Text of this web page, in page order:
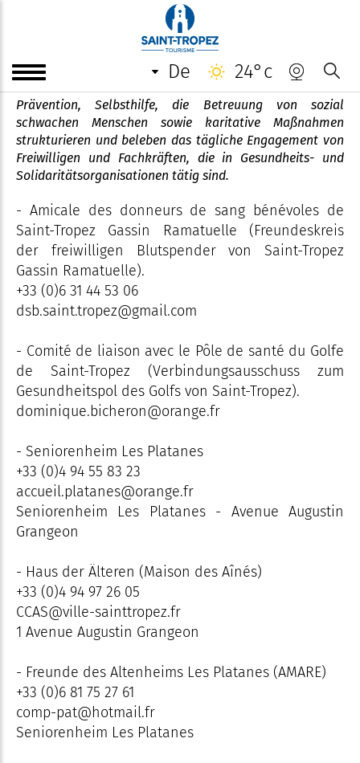
de 24°c
Vereinigungen - Gesundheit und
Solidarität
Prävention, Selbsthilfe, die Betreuung von sozial
schwachen Menschen sowie karitative Maßnahmen
strukturieren und beleben das tägliche Engagement von
Freiwilligen und Fachkräften, die in Gesundheits- und
Solidaritätsorganisationen tätig sind.
- Amicale des donneurs de sang bénévoles de
Saint-Tropez Gassin Ramatuelle (Freundeskreis
der freiwilligen Blutspender von Saint-Tropez
Gassin Ramatuelle).
+33 (0)6 31 44 53 06
dsb.saint.tropez@gmail.com
- Comité de liaison avec le Pôle de santé du Golfe
de Saint-Tropez (Verbindungsausschuss zum
Gesundheitspol des Golfs von Saint-Tropez).
dominique.bicheron@orange.fr
- Seniorenheim Les Platanes
+33 (0)4 94 55 83 23
accueil.platanes@orange.fr
Seniorenheim Les Platanes - Avenue Augustin
Grangeon
- Haus der Älteren (Maison des Aînés)
+33 (0)4 94 97 26 05
CCAS@ville-sainttropez.fr
1 Avenue Augustin Grangeon
- Freunde des Altenheims Les Platanes (AMARE)
+33 (0)6 81 75 27 61
comp-pat@hotmail.fr
Seniorenheim Les Platanes